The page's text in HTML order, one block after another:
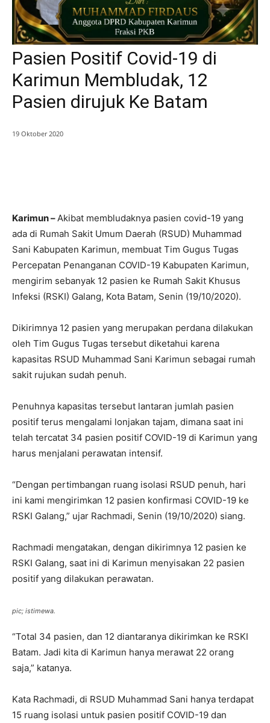
Pasien Positif Covid-19 di
Karimun Membludak, 12
Pasien dirujuk Ke Batam
19 Oktober 2020
Karimun –Akibat membludaknya pasien covid-19 yang
ada di Rumah Sakit Umum Daerah (RSUD) Muhammad
Sani Kabupaten Karimun, membuat Tim Gugus Tugas
Percepatan Penanganan COVID-19 Kabupaten Karimun,
mengirim sebanyak 12 pasien ke Rumah Sakit Khusus
Infeksi (RSKI) Galang, Kota Batam, Senin (19/10/2020).
Dikirimnya 12 pasien yang merupakan perdana dilakukan
oleh Tim Gugus Tugas tersebut diketahui karena
kapasitas RSUD Muhammad Sani Karimun sebagai rumah
sakit rujukan sudah penuh.
Penuhnya kapasitas tersebut lantaran jumlah pasien
positif terus mengalami lonjakan tajam, dimana saat ini
telah tercatat 34 pasien positif COVID-19 di Karimun yang
harus menjalani perawatan intensif.
“Dengan pertimbangan ruang isolasi RSUD penuh, hari
ini kami mengirimkan 12 pasien konfirmasi COVID-19 ke
RSKI Galang,” ujar Rachmadi, Senin (19/10/2020) siang.
Rachmadi mengatakan, dengan dikirimnya 12 pasien ke
RSKI Galang, saat ini di Karimun menyisakan 22 pasien
positif yang dilakukan perawatan.
pic; istimewa.
“Total 34 pasien, dan 12 diantaranya dikirimkan ke RSKI
Batam. Jadi kita di Karimun hanya merawat 22 orang
saja,” katanya.
Kata Rachmadi, di RSUD Muhammad Sani hanya terdapat
15 ruang isolasi untuk pasien positif COVID-19 dan